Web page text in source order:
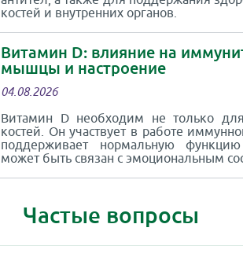
костей и внутренних органов.
Витамин D: влияние на
мышцы и настроение
04.08.2026
Витамин D необходим не только
костей. Он участвует в работе
поддерживает нормальную
может быть связан с эмоциональным
Частые вопросы